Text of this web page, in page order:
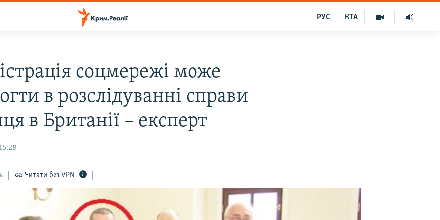
КТА
РУС
соцмережі може
в розслідуванні справи
в Британії – експерт
Читати без VPN